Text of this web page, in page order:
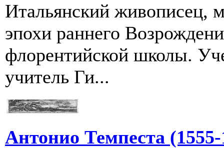
Итальянский живописец,
эпохи раннего
флорентийской школы.
учитель Ги...
Антонио Темпеста (1555-